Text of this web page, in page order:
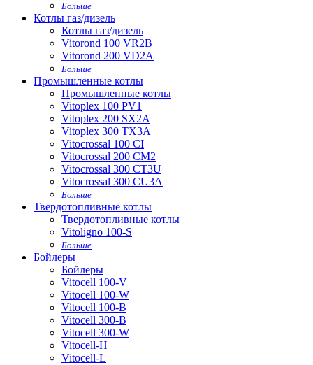
Больше
Котлы газ/дизель
Котлы газ/дизель
Vitorond 100 VR2B
Vitorond 200 VD2A
Больше
Промышленные котлы
Промышленные котлы
Vitoplex 100 PV1
Vitoplex 200 SX2A
Vitoplex 300 TX3A
Vitocrossal 100 CI
Vitocrossal 200 CM2
Vitocrossal 300 CT3U
Vitocrossal 300 CU3A
Больше
Твердотопливные котлы
Твердотопливные котлы
Vitoligno 100-S
Больше
Бойлеры
Бойлеры
Vitocell 100-V
Vitocell 100-W
Vitocell 100-B
Vitocell 300-B
Vitocell 300-W
Vitocell-H
Vitocell-L